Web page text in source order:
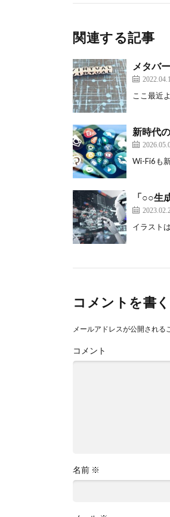
関連する記事
メタバ
ここ最近
新時代
Wi-Fi6も
「○○生
イラスト
コメントを書く
メールアドレスが公開される
コメント
名前 ※